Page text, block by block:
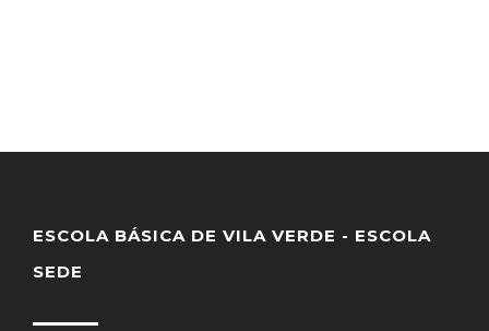
ESCOLA BÁSICA DE VILA VERDE - ESCOLA
SEDE